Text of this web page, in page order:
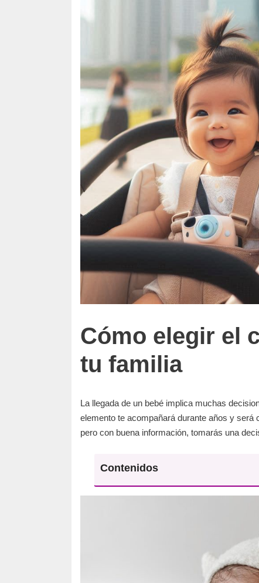
Cómo elegir el
tu familia
La llegada de un bebé implica muchas
elemento te acompañará durante años y será
pero con buena información, tomarás una
Contenidos